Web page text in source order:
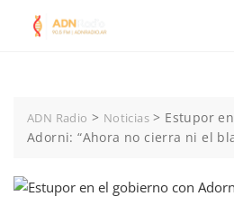
ADN Radio > Noticias > Estupor
Adorni: “Ahora no cierra ni el